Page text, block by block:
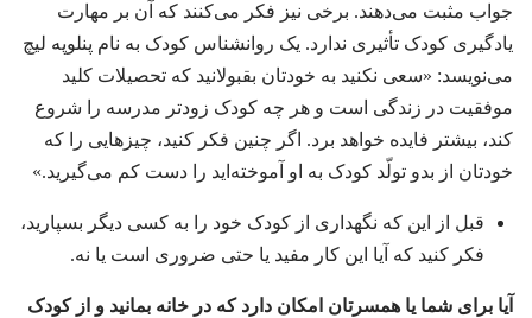
جواب مثبت می‌دهند.‏ برخی نیز فکر می‌کنند که آن بر مهارت
یادگیری کودک تأثیری ندارد.‏ یک روانشناس کودک به نام پنلوپه لیچ
می‌نویسد:‏ «سعی نکنید به خودتان بقبولانید که تحصیلات کلید
موفقیت در زندگی است و هر چه کودک زودتر مدرسه را شروع
کند،‏ بیشتر فایده خواهد برد.‏ اگر چنین فکر کنید،‏ چیزهایی را که
خودتان از بدو تولّد کودک به او آموخته‌اید را دست کم می‌گیرید.‏»‏
قبل از این که نگهداری از کودک خود را به کسی دیگر بسپارید،‏
فکر کنید که آیا این کار مفید یا حتی ضروری است یا نه.‏
آیا برای شما یا همسرتان امکان دارد که در خانه بمانید و از کودک